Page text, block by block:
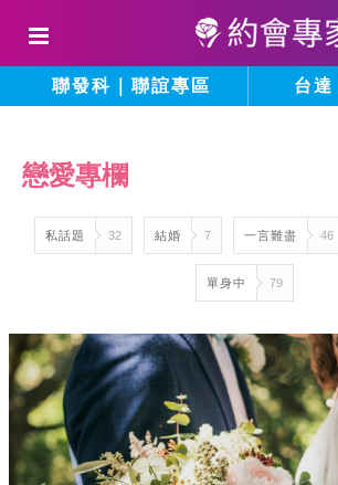
聯發科｜聯誼專區 台達
戀愛專欄
私話題 32 結婚 7 一言難盡 46
單身中 79